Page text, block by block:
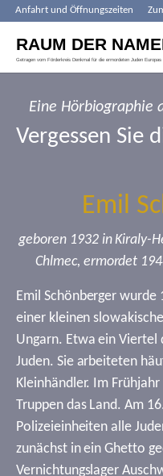
Anfahrt und Öffnungszeiten
Eine Hörbiographie
Vergessen Sie
Emil
geboren 1932 in Kiraly-
Chlmec, ermordet
Emil Schönberger wurde
einer kleinen
Ungarn. Etwa ein
Juden. Sie arbeiteten
Kleinhändler. Im
Truppen das Land. Am
Polizeieinheiten alle
zunächst in ein Ghetto
Vernichtungslager